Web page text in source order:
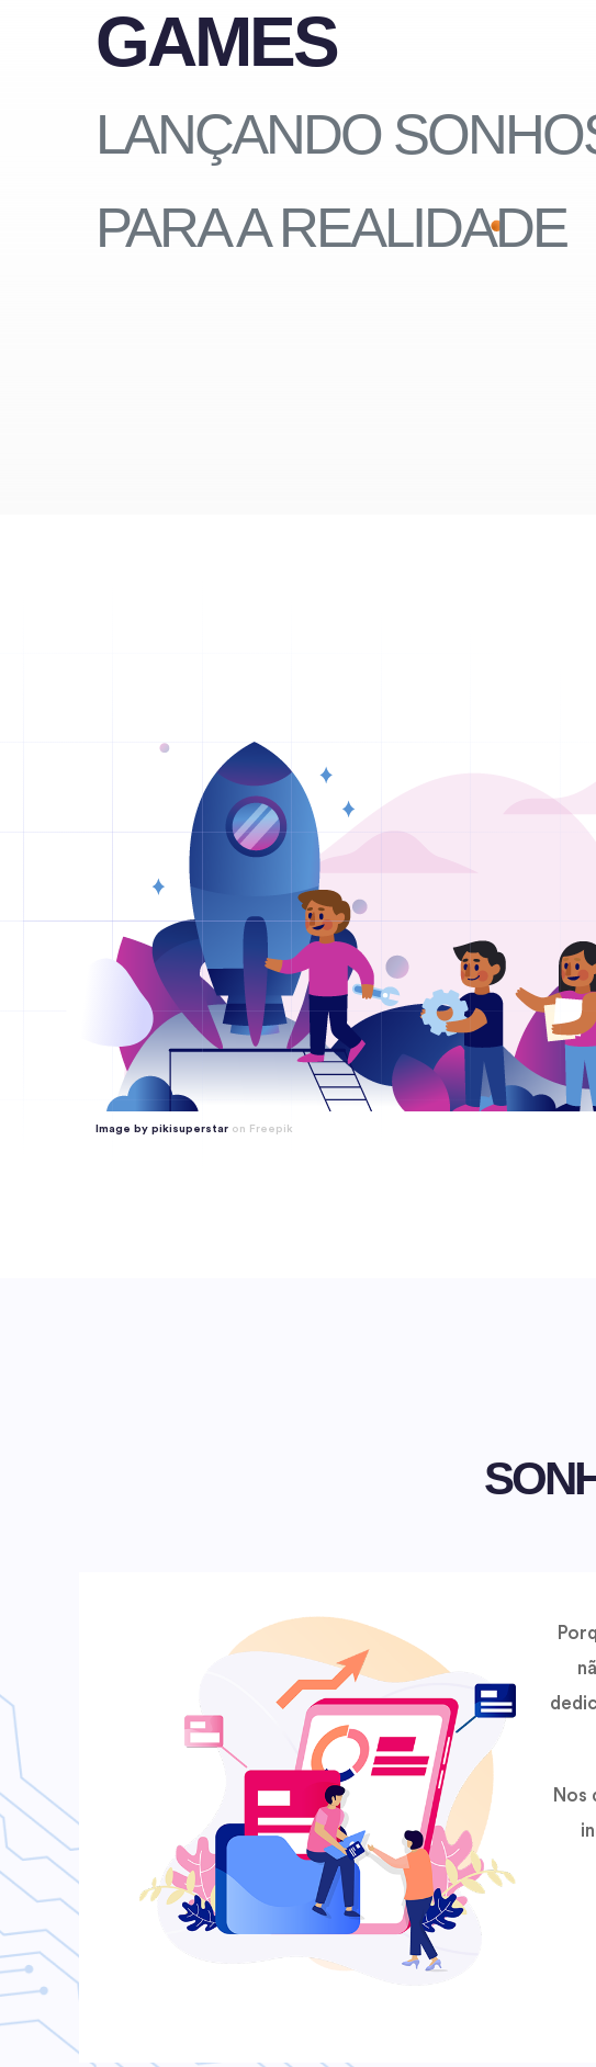
GAMES
LANÇANDO
PARA A REALIDADE
Image by pikisuperstar on Freepik
Nos